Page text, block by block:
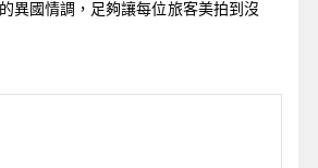
異國情調，足夠讓每位旅客美拍到沒